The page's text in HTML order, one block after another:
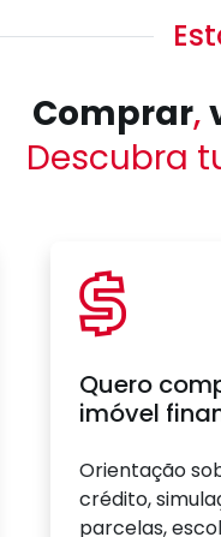
Comprar,
Descubra
Quero
imóvel
Orientação
crédito,
parcelas,